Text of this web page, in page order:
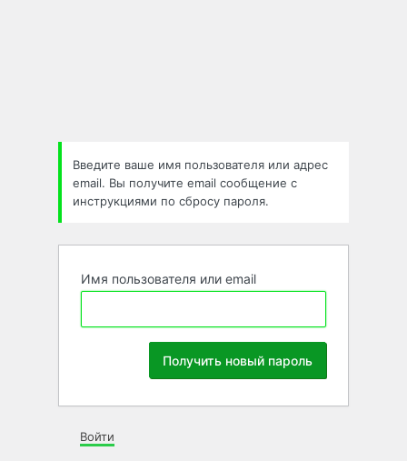
Введите ваше имя пользователя или адрес
email. Вы получите email сообщение с
инструкциями по сбросу пароля.
Имя пользователя или email
Войти